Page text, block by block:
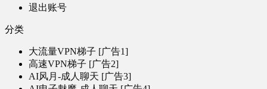
退出账号
分类
大流量VPN梯子 [广告1]
高速VPN梯子 [广告2]
AI风月-成人聊天 [广告3]